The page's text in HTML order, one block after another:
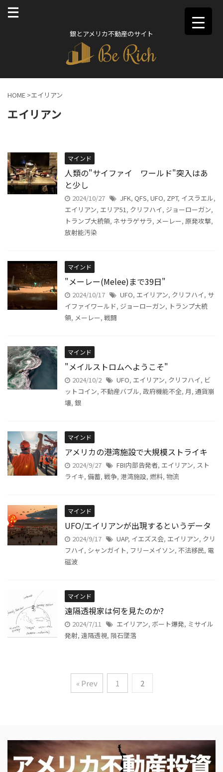
銀とアメリカ不動産のサイト
HOME >エイリアン
エイリアン
マインド
人類の"サイファイ ワールド"突入はあ
と少し
2024/10/27 JFK, QFS, UFO, ZPT, イスラエル,
エイリアン, エリア51, クリフハイ, ジョーローガン,
トランプ大統領, ネサラゲサラ, メーレー, 原発攻撃,
放射能汚染
マインド
"メーレー(Melee)まで39日"
2024/10/17 UFO, エイリアン, クリフハイ, サ
イファイワールド, ジョーローガン, トランプ大統
領, メーレー, 戦闘
マインド
"メイルストロムへようこそ"
2024/10/2 UFO, エイリアン, クリフハイ, ビ
ットコイン, 不動産バブル, 政府機能不全, 月, 通貨崩
壊, 銀
マインド
アメリカの港湾施設で大規模ストライキ
2024/9/27 FBI内部告発者, エイリアン, スト
ライキ, 備蓄, 戦争, 港湾施設, 燃料, 物流
マインド
UFO/エイリアンが出現するというデータ
2024/9/17 UAP, イエズス会, エイリアン, クリ
フハイ, シャンガイト, フリーメイソン, 不法移民, 電
磁波
マインド
遠隔透視家は何を見たのか?
2024/7/11 エイリアン, ボート爆発, ミサイル
発射, 遠隔透視, 隕石墜落
« Prev 1 2